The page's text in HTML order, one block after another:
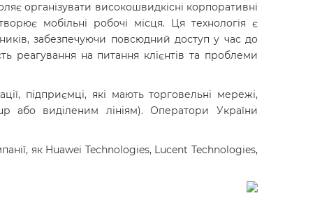
організувати високошвидкісні корпоративні
мобільні робочі місця. Ця технологія є
забезпечуючи повсюдний доступ у час до
реагування на питання клієнтів та проблеми
підприємці, які мають торговельні мережі,
або виділеним лініям). Оператори України
як Huawei Technologies, Lucent Technologies,